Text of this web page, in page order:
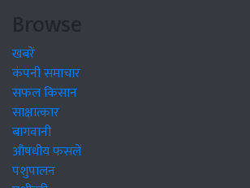
Browse
खबरें
कंपनी समाचार
सफल किसान
साक्षात्कार
बागवानी
औषधीय फसलें
पशुपालन